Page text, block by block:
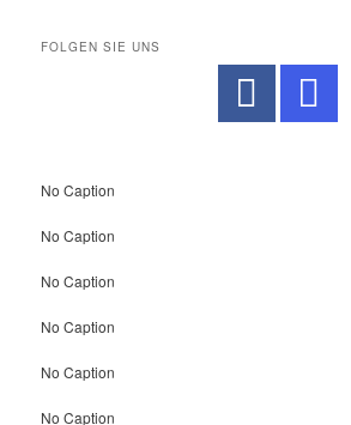
FOLGEN SIE UNS
No Caption
No Caption
No Caption
No Caption
No Caption
No Caption